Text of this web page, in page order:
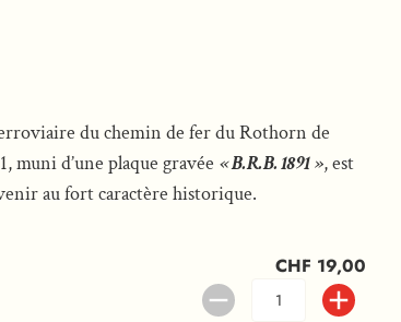
du chemin de fer du Rothorn de
muni d’une plaque gravée « B.R.B. 1891 », est
au fort caractère historique.
CHF 19,00